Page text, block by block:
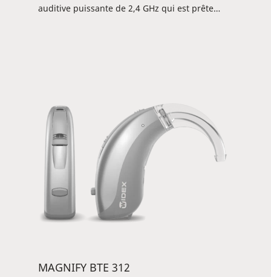
auditive puissante de 2,4 GHz qui est prête
une large plage d'adaptation.
MAGNIFY BTE 312